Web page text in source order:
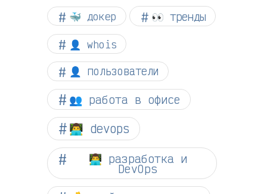
🐳 докер 👀 тренды
👤 whois
👤 пользователи
👥 работа в офисе
👨‍💻 devops
👨‍💻 разработка и
DevOps